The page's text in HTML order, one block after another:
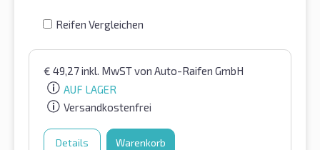
Reifen Vergleichen
€ 49,27inkl. MwSTvon Auto-Raifen GmbH
AUF LAGER
Versandkostenfrei
Details Warenkorb